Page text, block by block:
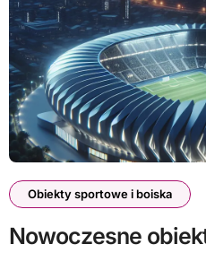
Obiekty sportowe i boiska
Nowoczesne